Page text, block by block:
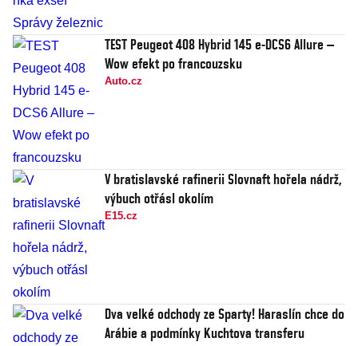
TEST Peugeot 408 Hybrid 145 e-DCS6 Allure –
Wow efekt po francouzsku
Auto.cz
V bratislavské rafinerii Slovnaft hořela nádrž,
výbuch otřásl okolím
E15.cz
Dva velké odchody ze Sparty! Haraslín chce do
Arábie a podmínky Kuchtova transferu